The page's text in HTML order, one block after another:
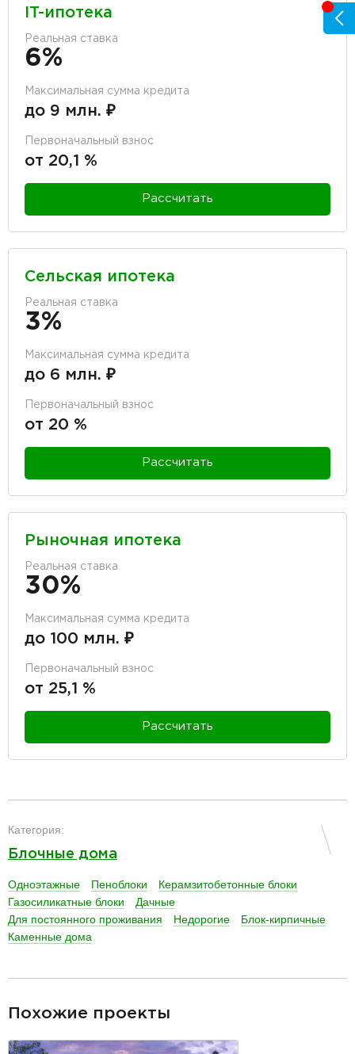
IT-ипотека
Реальная ставка
6%
Максимальная сумма кредита
до 9 млн. ₽
Первоначальный взнос
от 20,1 %
Рассчитать
Сельская ипотека
Реальная ставка
3%
Максимальная сумма кредита
до 6 млн. ₽
Первоначальный взнос
от 20 %
Рассчитать
Рыночная ипотека
Реальная ставка
30%
Максимальная сумма кредита
до 100 млн. ₽
Первоначальный взнос
от 25,1 %
Рассчитать
Категория:
Блочные дома
Одноэтажные Пеноблоки
Керамзитобетонные блоки
Газосиликатные блоки
Дачные
Для постоянного проживания
Недорогие
Блок-кирпичные
Каменные дома
Похожие проекты